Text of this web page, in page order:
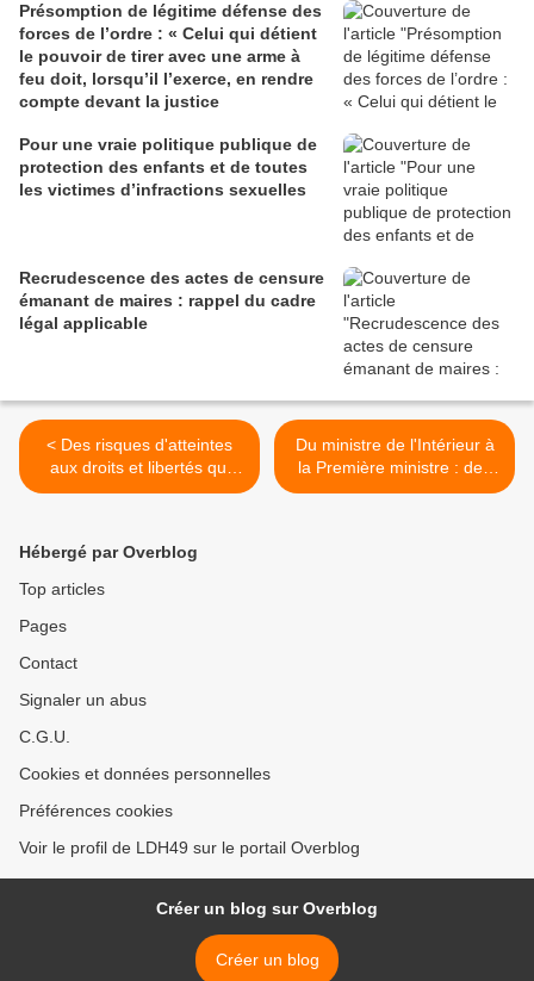
Présomption de légitime défense des
forces de l’ordre : « Celui qui détient
le pouvoir de tirer avec une arme à
feu doit, lorsqu’il l’exerce, en rendre
compte devant la justice
Pour une vraie politique publique de
protection des enfants et de toutes
les victimes d’infractions sexuelles
Recrudescence des actes de censure
émanant de maires : rappel du cadre
légal applicable
< Des risques d'atteintes
aux droits et libertés qui
fragilisent la démocratie
Du ministre de l'Intérieur à
la Première ministre : des
menaces à peine voilées
Hébergé par Overblog
Top articles
Pages
Contact
Signaler un abus
C.G.U.
Cookies et données personnelles
Préférences cookies
Voir le profil de LDH49 sur le portail Overblog
Créer un blog sur Overblog
Créer un blog